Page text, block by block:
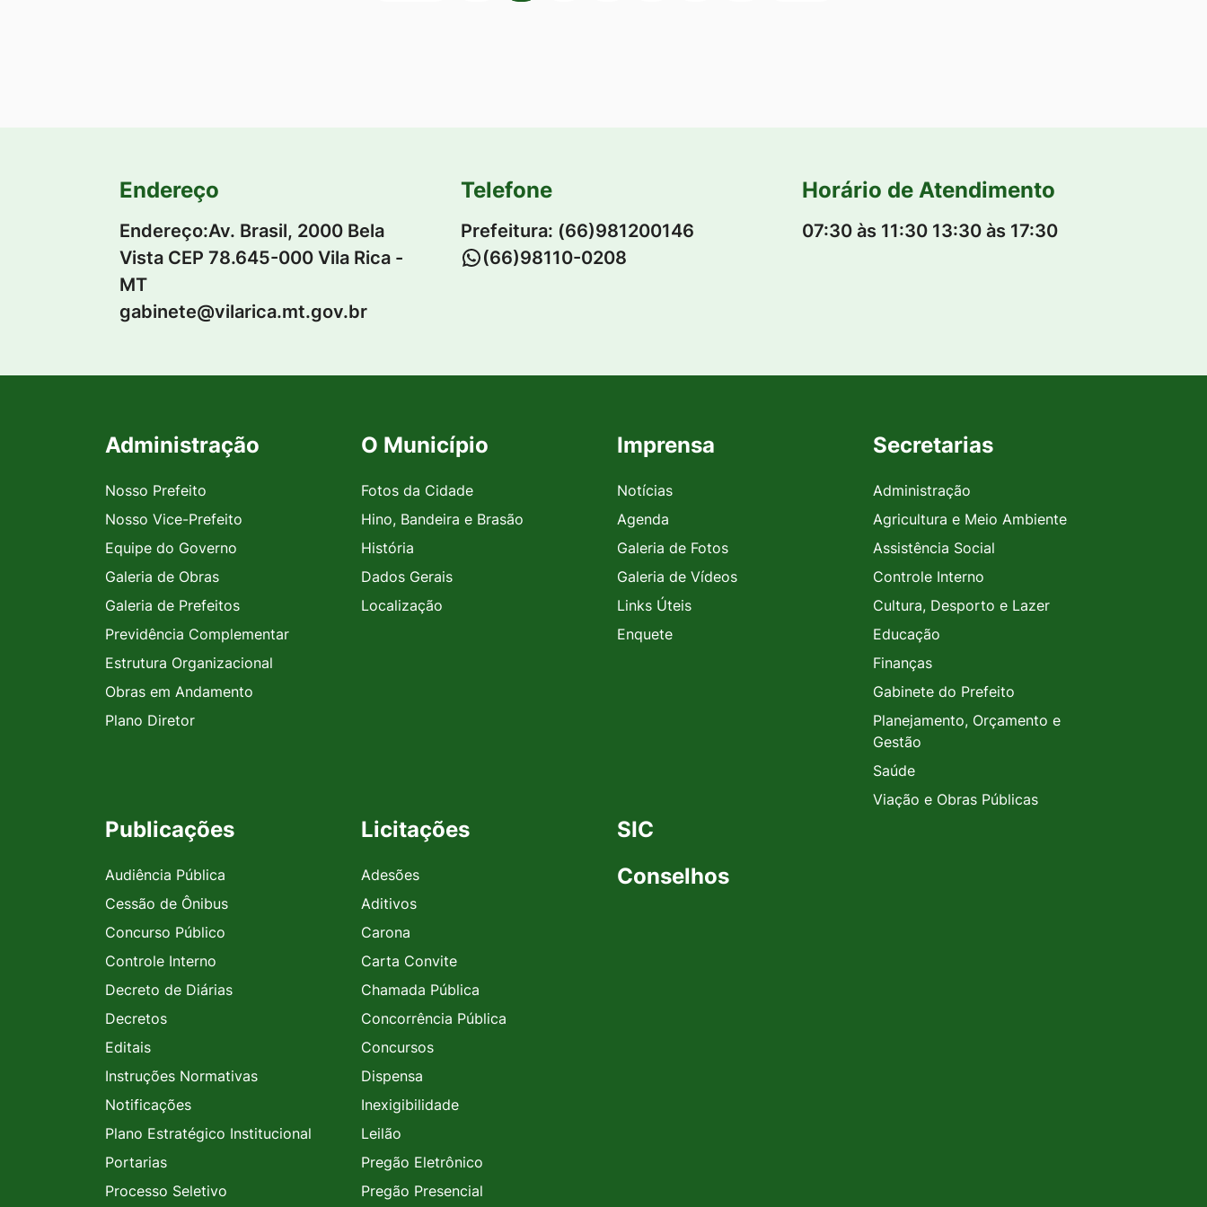
Endereço
Endereço:Av. Brasil, 2000 Bela
Vista CEP 78.645-000 Vila Rica -
MT
gabinete@vilarica.mt.gov.br
Telefone
Prefeitura: (66)981200146
(66)98110-0208
Horário de Atendimento
07:30 às 11:30 13:30 às 17:30
Seção do Rodapé e Contato
Administração
Nosso Prefeito
Nosso Vice-Prefeito
Equipe do Governo
Galeria de Obras
Galeria de Prefeitos
Previdência Complementar
Estrutura Organizacional
Obras em Andamento
Plano Diretor
O Município
Fotos da Cidade
Hino, Bandeira e Brasão
História
Dados Gerais
Localização
Imprensa
Notícias
Agenda
Galeria de Fotos
Galeria de Vídeos
Links Úteis
Enquete
Secretarias
Administração
Agricultura e Meio Ambiente
Assistência Social
Controle Interno
Cultura, Desporto e Lazer
Educação
Finanças
Gabinete do Prefeito
Planejamento, Orçamento e
Gestão
Saúde
Viação e Obras Públicas
Publicações
Audiência Pública
Cessão de Ônibus
Concurso Público
Controle Interno
Decreto de Diárias
Decretos
Editais
Instruções Normativas
Notificações
Plano Estratégico Institucional
Portarias
Processo Seletivo
Licitações
Adesões
Aditivos
Carona
Carta Convite
Chamada Pública
Concorrência Pública
Concursos
Dispensa
Inexigibilidade
Leilão
Pregão Eletrônico
Pregão Presencial
SIC
Conselhos